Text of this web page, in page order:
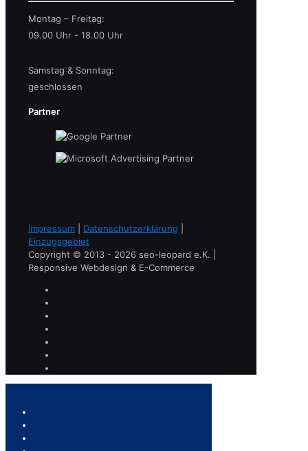
Montag – Freitag:
09.00 Uhr - 18.00 Uhr
Samstag & Sonntag:
geschlossen
Partner
Impressum Datenschutzerklärung
Einzugsgebiet
Copyright © 2013 - 2026 seo-leopard e.K. |
Responsive Webdesign & E-Commerce